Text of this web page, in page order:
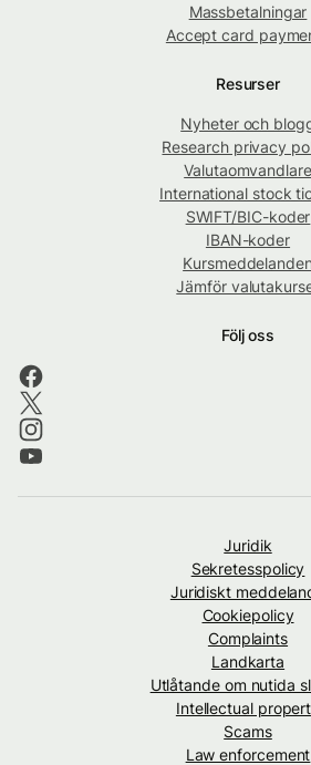
Massbetalningar
Accept card
Resurser
Nyheter och
Research privacy
Valutaomvandlare
International stock
SWIFT/BIC-koder
IBAN-koder
Kursmeddelanden
Jämför
Följ oss
Juridik
Sekretesspolicy
Juridiskt
Cookiepolicy
Complaints
Landkarta
Utlåtande om nutida
Intellectual
Scams
Law enforcement